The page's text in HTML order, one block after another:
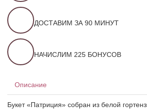
ДОСТАВИМ ЗА 90 МИНУТ
НАЧИСЛИМ 225 БОНУСОВ
Описание
Букет «Патриция» собран из белой